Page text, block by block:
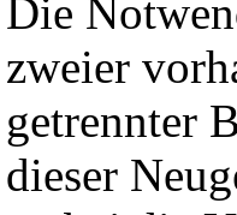
Die
zweier
getrennter
dieser